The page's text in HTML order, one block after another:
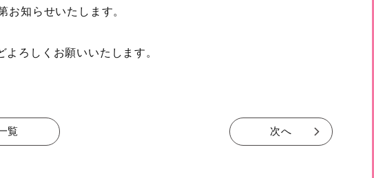
知らせいたします。
ろしくお願いいたします。
覧 次へ